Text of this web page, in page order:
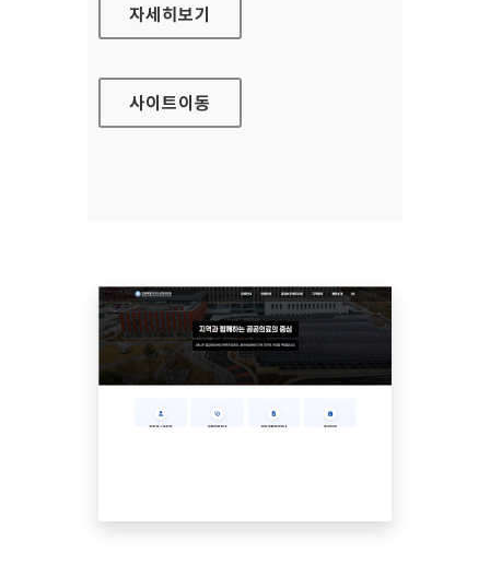
KT M MOBILE 다이렉트몰
자세히보기
사이트이동